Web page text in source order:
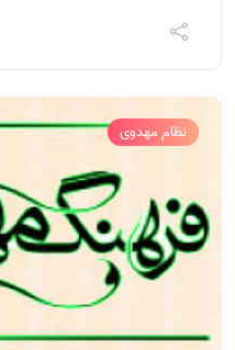
نظام مهدوی